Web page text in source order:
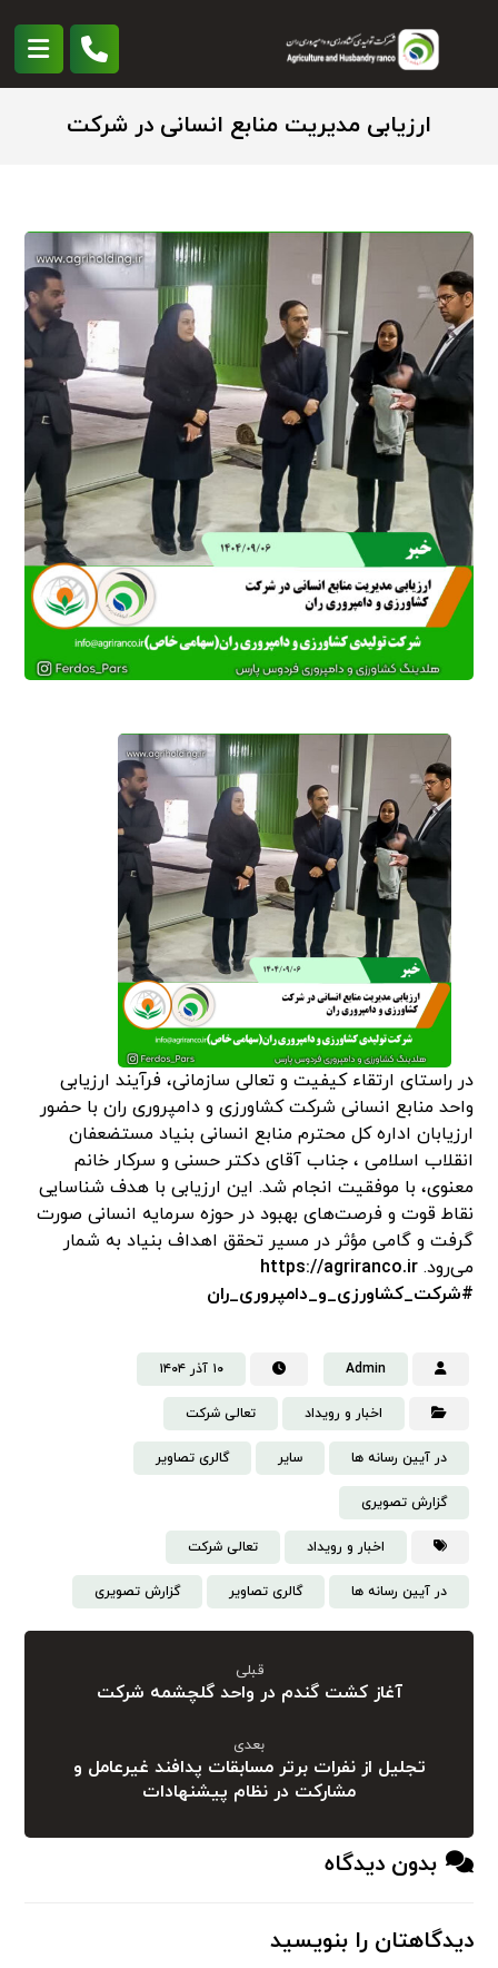
ارزیابی مدیریت منابع انسانی در شرکت
در راستای ارتقاء کیفیت و تعالی سازمانی، فرآیند ارزیابی
واحد منابع انسانی شرکت کشاورزی و دامپروری ران با حضور
ارزیابان اداره کل محترم منابع انسانی بنیاد مستضعفان
انقلاب اسلامی ، جناب آقای دکتر حسنی و سرکار خانم
معنوی، با موفقیت انجام شد. این ارزیابی با هدف شناسایی
نقاط قوت و فرصت‌های بهبود در حوزه سرمایه انسانی صورت
گرفت و گامی مؤثر در مسیر تحقق اهداف بنیاد به شمار
می‌رود.https://agriranco.ir
#شرکت_کشاورزی_و_دامپروری_ران
Admin ۱۰ آذر ۱۴۰۴
اخبار و رویداد تعالی شرکت
در آیین رسانه ها سایر گالری تصاویر
گزارش تصویری
اخبار و رویداد تعالی شرکت
در آیین رسانه ها گالری تصاویر گزارش تصویری
قبلی
آغاز کشت گندم در واحد گلچشمه شرکت
بعدی
تجلیل از نفرات برتر مسابقات پدافند غیرعامل و
مشارکت در نظام پیشنهادات
بدون دیدگاه
دیدگاهتان را بنویسید